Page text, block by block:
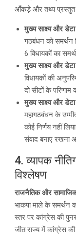
आँकड़े और तथ्य प्रस्तुत
मुख्य साक्ष्य और
गठबंधन को समर्थन
6 विधायकों का
मुख्य साक्ष्य और डेटा
विधायकों की
दो सीटों के परिणाम
मुख्य साक्ष्य और डेटा
महागठबंधन के
कोई निर्णय नहीं
संवाद बनाए रखना
4. व्यापक
विश्लेषण
राजनैतिक और
भाकपा माले के समर्थन
स्तर पर कांग्रेस की
जीत राज्य में कांग्रेस की